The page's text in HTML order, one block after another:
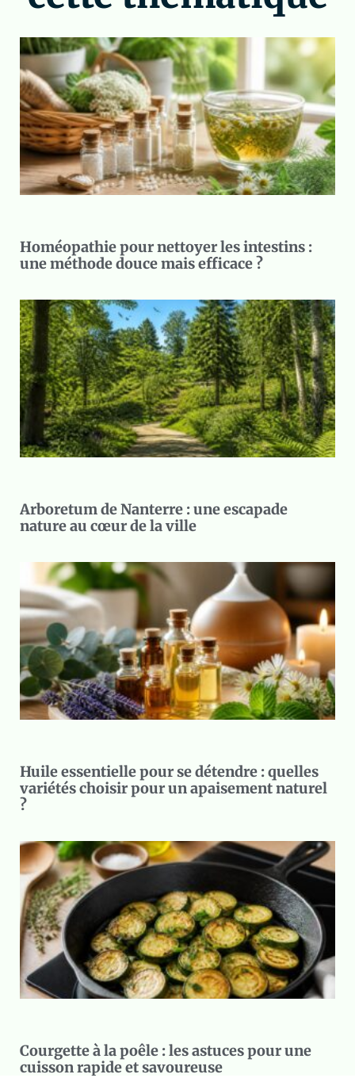
Homéopathie pour nettoyer les intestins :
une méthode douce mais efficace ?
Arboretum de Nanterre : une escapade
nature au cœur de la ville
Huile essentielle pour se détendre : quelles
variétés choisir pour un apaisement naturel
?
Courgette à la poêle : les astuces pour une
cuisson rapide et savoureuse